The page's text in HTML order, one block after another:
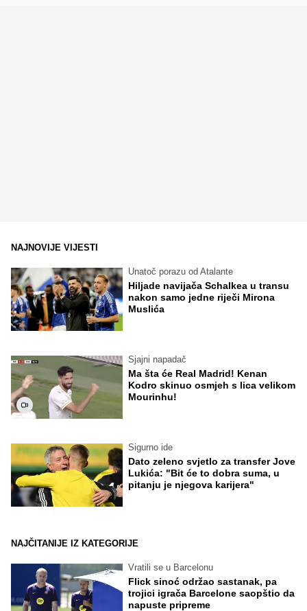
NAJNOVIJE VIJESTI
Unatoč porazu od Atalante
Hiljade navijača Schalkea u transu
nakon samo jedne riječi Mirona
Muslića
Sjajni napadač
Ma šta će Real Madrid! Kenan
Kodro skinuo osmjeh s lica velikom
Mourinhu!
Sigurno ide
Dato zeleno svjetlo za transfer Jove
Lukića: "Bit će to dobra suma, u
pitanju je njegova karijera"
NAJČITANIJE IZ KATEGORIJE
Vratili se u Barcelonu
Flick sinoć održao sastanak, pa
trojici igrača Barcelone saopštio da
napuste pripreme